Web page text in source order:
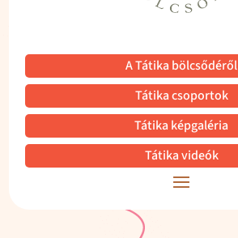
A Tátika bölcsődéről
Tátika csoportok
Tátika képgaléria
Tátika videók